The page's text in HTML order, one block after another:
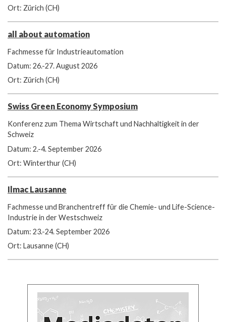
Ort: Zürich (CH)
all about automation
Fachmesse für Industrieautomation
Datum: 26.-27. August 2026
Ort: Zürich (CH)
Swiss Green Economy Symposium
Konferenz zum Thema Wirtschaft und Nachhaltigkeit in der
Schweiz
Datum: 2.-4. September 2026
Ort: Winterthur (CH)
Ilmac Lausanne
Fachmesse und Branchentreff für die Chemie- und Life-Science-
Industrie in der Westschweiz
Datum: 23.-24. September 2026
Ort: Lausanne (CH)